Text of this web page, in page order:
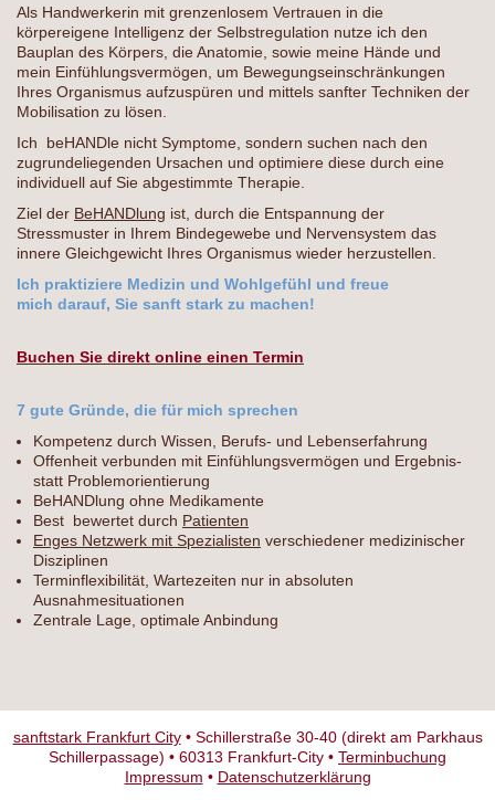
Als Handwerkerin mit grenzenlosem Vertrauen in die
körpereigene Intelligenz der Selbstregulation nutze ich den
Bauplan des Körpers, die Anatomie, sowie meine Hände und
mein Einfühlungsvermögen, um Bewegungseinschränkungen
Ihres Organismus aufzuspüren und mittels sanfter Techniken der
Mobilisation zu lösen.
Ich beHANDle nicht Symptome, sondern suchen nach den
zugrundeliegenden Ursachen und optimiere diese durch eine
individuell auf Sie abgestimmte Therapie.
Ziel der BeHANDlung ist, durch die Entspannung der
Stressmuster in Ihrem Bindegewebe und Nervensystem das
innere Gleichgewicht Ihres Organismus wieder herzustellen.
Ich praktiziere Medizin und Wohlgefühl und freue
mich darauf, Sie sanft stark zu machen!
Buchen Sie direkt online einen Termin
7 gute Gründe, die für mich sprechen
Kompetenz durch Wissen, Berufs- und Lebenserfahrung
Offenheit verbunden mit Einfühlungsvermögen und Ergebnis-
statt Problemorientierung
BeHANDlung ohne Medikamente
Best bewertet durch Patienten
Enges Netzwerk mit Spezialisten verschiedener medizinischer
Disziplinen
Terminflexibilität, Wartezeiten nur in absoluten
Ausnahmesituationen
Zentrale Lage, optimale Anbindung
sanftstark Frankfurt City• Schillerstraße 30-40 (direkt am Parkhaus
Schillerpassage) • 60313 Frankfurt-City • Terminbuchung
Impressum • Datenschutzerklärung